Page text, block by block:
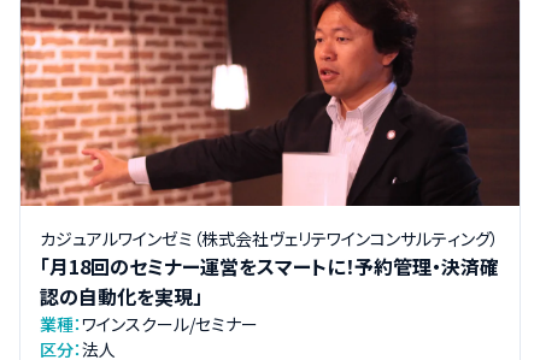
カジュアルワインゼミ（株式会社ヴェリテワインコンサルティング）
「月18回のセミナー運営をスマートに！予約管理・決済確
認の自動化を実現」
業種：ワインスクール/セミナー
区分：法人